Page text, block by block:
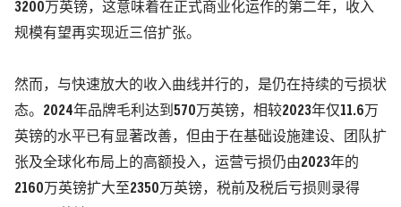
3200万英镑，这意味着在正式商业化运作的第二年，收入
规模有望再实现近三倍扩张。
然而，与快速放大的收入曲线并行的，是仍在持续的亏损状
态。2024年品牌毛利达到570万英镑，相较2023年仅11.6万
英镑的水平已有显著改善， 但由于在基础设施建设、团队扩
张及全球化布局上的高额投入，运营亏损仍由2023年的
2160万英镑扩大至2350万英镑，税前及税后亏损则录得